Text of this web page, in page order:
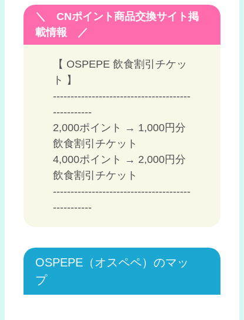
＼ CNポイント商品交換サイト掲
載情報 ／
【 OSPEPE 飲食割引チケッ
ト 】
---------------------------------------
-----------
2,000ポイント → 1,000円分
飲食割引チケット
4,000ポイント → 2,000円分
飲食割引チケット
---------------------------------------
-----------
OSPEPE（オスペペ）のマッ
プ